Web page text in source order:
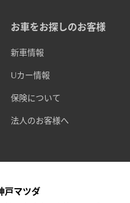
お車をお探しのお客様
新車情報
Uカー情報
保険について
法人のお客様へ
マツダ